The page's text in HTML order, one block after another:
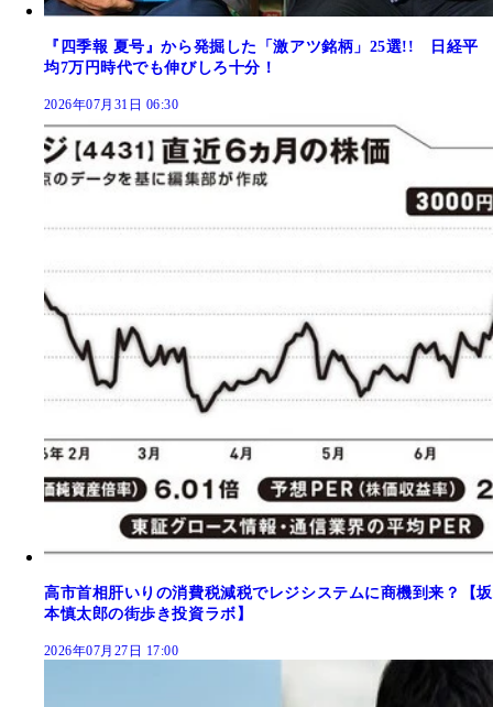
『四季報 夏号』から発掘した「激アツ銘柄」25選!! 日経平
均7万円時代でも伸びしろ十分！
2026年07月31日 06:30
高市首相肝いりの消費税減税でレジシステムに商機到来？【坂
本慎太郎の街歩き投資ラボ】
2026年07月27日 17:00